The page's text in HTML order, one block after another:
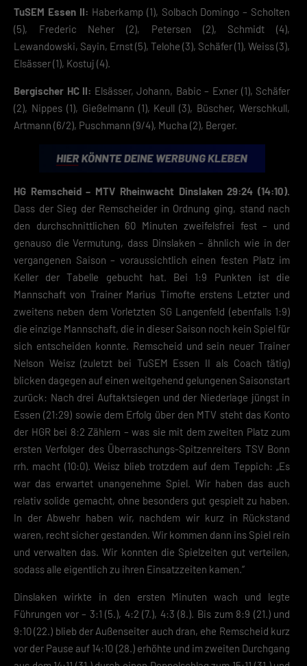
TuSEM Essen II: Haberkamp (1), Solbach Domingo – Scholten
(5), Frederic Neher (2), Petersen (2), Schmidt (4),
Lewandowski, Sayin, Ernst (5), Telohe (3), Schäfer (1), Weiss (3),
Elsässer (1), Kostuj (4).
Bergischer HC II: Elsässer, Johann, Babic – Exner (1), Schäfer
(2), Nippes (1), Gießelmann (1), Keull (3), Büscher, Werschkull,
Artmann (6/2), Puschmann (9/4), Mucha (2), Berger.
HG Remscheid – MTV Rheinwacht Dinslaken 29:24 (14:10).
Dass der Sieg der Remscheider in Ordnung ging, stand nach
den durchschnittlichen 60 Minuten zweifelsfrei fest – und
genauso die Vermutung, dass Dinslaken – ähnlich wie in der
vergangenen Saison – voraussichtlich einen festen Platz im
Keller der Tabelle gebucht hat. Bei 1:9 Punkten ist die
Mannschaft von Trainer Marius Timofte erstens Letzter und
zweitens neben dem Vorletzten SG Langenfeld (ebenfalls 1:9)
die einzige Mannschaft, die in dieser Saison noch kein Spiel für
sich entscheiden konnte. Remscheid und sein neuer Trainer
Nelson Weisz (zuletzt bei TuSEM Essen II als Coach tätig)
blicken dagegen auf einen weitgehend gelungenen Saisonstart
zurück: Nach drei Auftaktsiegen und der Niederlage jüngst in
Essen (21:29) sowie dem Erfolg über den MTV steht das Konto
der HGR bei 8:2 Zählern – was sie mit dem zweiten Platz zum
ersten Verfolger des Überraschungs-Spitzenreiters TSV Bonn
rrh. macht (10:0). Weisz blieb trotzdem auf dem Teppich: „Es
war das erwartet unangenehme Spiel. Wir haben das auch
relativ solide gemacht, ohne besonders gut gespielt zu haben.
In der Abwehr haben wir, nachdem wir kurz in Rückstand
waren, recht sicher gestanden. Wir kommen dann ins Spiel rein
und verwalten das. Wir konnten die Spielzeiten gut verteilen,
sodass alle eigentlich zu ihren Einsatzzeiten kamen.“
Dinslaken wirkte in den ersten Minuten wach und legte
Führungen vor – 3:1 (5.), 4:2 (7.), 4:3 (8.). Bis zum 8:9 (21.) und
9:10 (22.) blieb der Außenseiter auch dran, ehe Remscheid kurz
vor der Pause auf 14:10 (28.) erhöhte und im zweiten Durchgang
Diensten geben möchtest, musst du deine Erziehungsberechtigten um
Erlaubnis bitten.
Hier finden Sie eine Übersicht über alle verwendeten Cookies. Sie
Ihre Einwilligung zu ganzen Kategorien geben oder sich weitere
Informationen anzeigen lassen und so nur bestimmte Cookies
Speichern
Datenschutzeinstellungen
Essenziell (2)
Essenzielle Cookies ermöglichen grundlegende Funktionen und sind für die
Cookie-Informationen anzeigen
Datenschutzerklärung